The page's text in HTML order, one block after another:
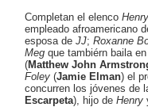
Completan el elenco
empleado afroamericano
esposa de JJ; Roxanne
Meg que tambiérn baila
(Matthew John
Foley (Jamie Elman) el
concurren los jóvenes de
Escarpeta), hijo de Henry